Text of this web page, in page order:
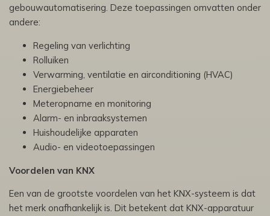
gebouwautomatisering. Deze toepassingen omvatten onder
andere:
Regeling van verlichting
Rolluiken
Verwarming, ventilatie en airconditioning (HVAC)
Energiebeheer
Meteropname en monitoring
Alarm- en inbraaksystemen
Huishoudelijke apparaten
Audio- en videotoepassingen
Voordelen van KNX
Een van de grootste voordelen van het KNX-systeem is dat
het merk onafhankelijk is. Dit betekent dat KNX-apparatuur